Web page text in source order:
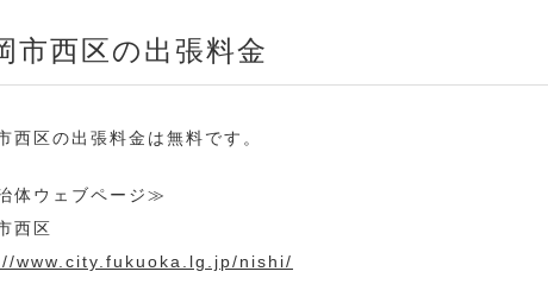
市西区の出張料金
西区の出張料金は無料です。
体ウェブページ≫
西区
www.city.fukuoka.lg.jp/nishi/